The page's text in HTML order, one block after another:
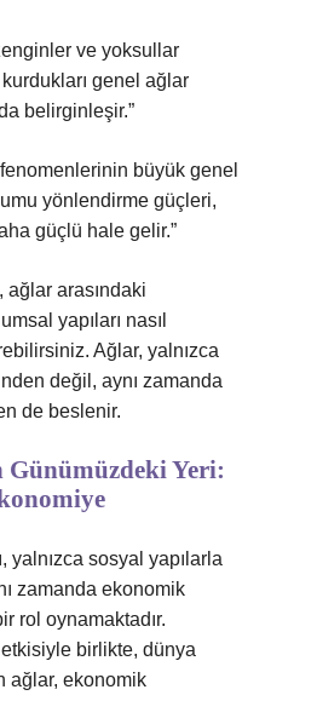
ve yoksullar
kurdukları genel ağlar
belirginleşir.”
büyük genel
yönlendirme güçleri,
güçlü hale gelir.”
ağlar arasındaki
yapıları nasıl
Ağlar, yalnızca
değil, aynı zamanda
de beslenir.
Günümüzdeki Yeri:
yalnızca sosyal yapılarla
zamanda ekonomik
rol oynamaktadır.
birlikte, dünya
ağlar, ekonomik